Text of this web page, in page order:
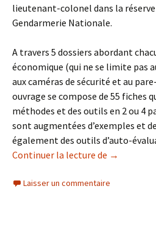
lieutenant-colonel dans la
Gendarmerie Nationale.
A travers 5 dossiers abordant
économique (qui ne se limite pas
aux caméras de sécurité et au
ouvrage se compose de 55 fiches
méthodes et des outils en 2 ou 4
sont augmentées d’exemples et
également des outils d’auto-
Continuer la lecture de La boite à
→
Laisser un commentaire